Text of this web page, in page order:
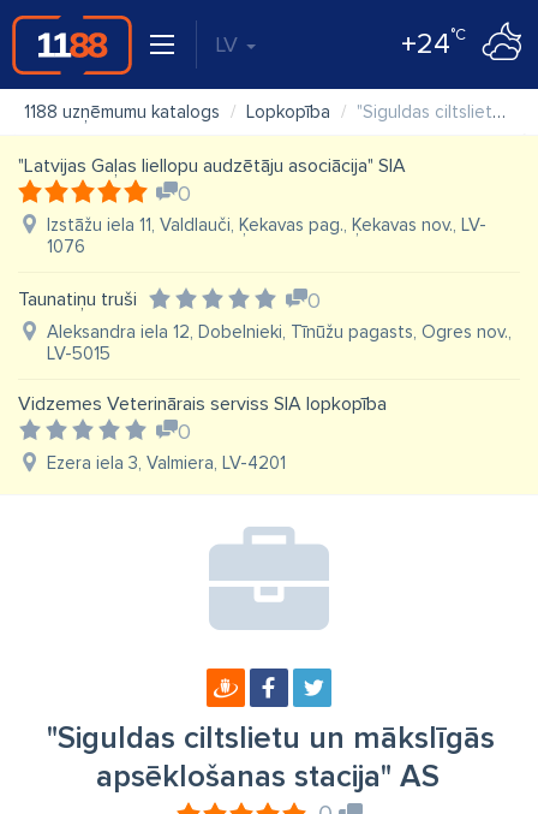
LV +24°C
1188 uzņēmumu katalogs Lopkopība "Siguldas ciltslietu un mākslīgās apsēklošanas stacija" AS
"Latvijas Gaļas liellopu audzētāju asociācija" SIA
0
Izstāžu iela 11, Valdlauči, Ķekavas pag., Ķekavas nov., LV-
1076
Taunatiņu truši 0
Aleksandra iela 12, Dobelnieki, Tīnūžu pagasts, Ogres nov.,
LV-5015
Vidzemes Veterinārais serviss SIA lopkopība
0
Ezera iela 3, Valmiera, LV-4201
"Siguldas ciltslietu un mākslīgās
apsēklošanas stacija" AS